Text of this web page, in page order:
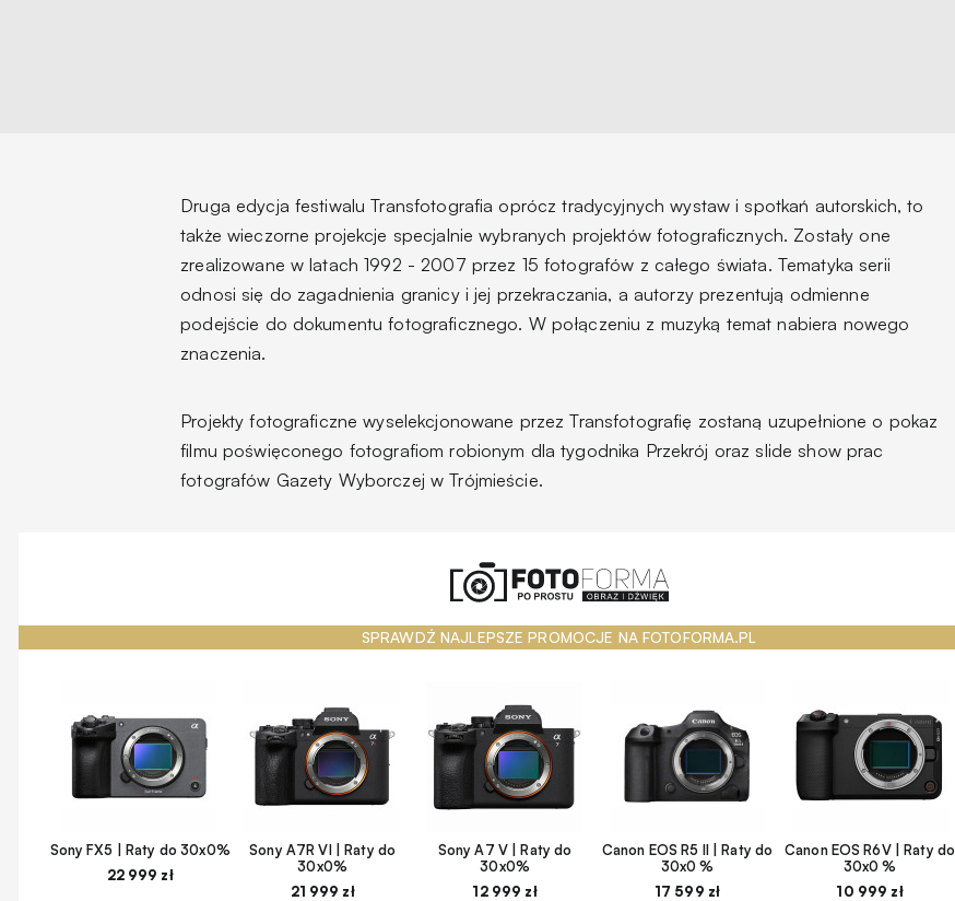
Druga edycja festiwaluTransfotografia oprócz tradycyjnych wystaw i spotkań autorskich, to
także wieczorne projekcje specjalnie wybranych projektów fotograficznych. Zostały one
zrealizowane w latach 1992 - 2007 przez 15 fotografów z całego świata. Tematyka serii
odnosi się do zagadnienia granicy i jej przekraczania, a autorzy prezentują odmienne
podejście do dokumentu fotograficznego. W połączeniu z muzyką temat nabiera nowego
znaczenia.
Projekty fotograficzne wyselekcjonowane przezTransfotografię zostaną uzupełnione o pokaz
filmu poświęconego fotografiom robionym dla tygodnika Przekrój oraz slide show prac
fotografów Gazety Wyborczej w Trójmieście.
SPRAWDŹ NAJLEPSZE PROMOCJE NA FOTOFORMA.PL
Sony FX5 | Raty do 30x0%
22 999 zł
Sony A7R VI | Raty do
30x0%
21 999 zł
Sony A7 V | Raty do
30x0%
12 999 zł
Canon EOS R5 II | Raty do
30x0 %
17 599 zł
Canon EOS R6V | Raty do
30x0 %
10 999 zł